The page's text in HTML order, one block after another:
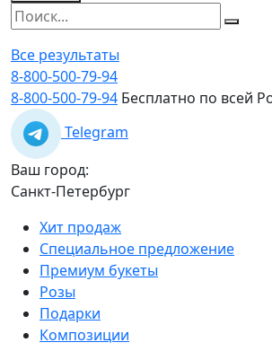
Все результаты
8-800-500-79-94
8-800-500-79-94 Бесплатно по всей
Telegram
Ваш город:
Санкт-Петербург
Хит продаж
Специальное предложение
Премиум букеты
Розы
Подарки
Композиции